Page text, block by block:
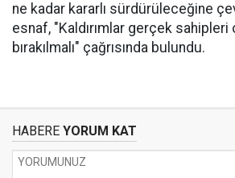
ne kadar kararlı sürdürüleceğine
esnaf, "Kaldırımlar gerçek sahipleri
bırakılmalı" çağrısında bulundu.
HABERE YORUM KAT